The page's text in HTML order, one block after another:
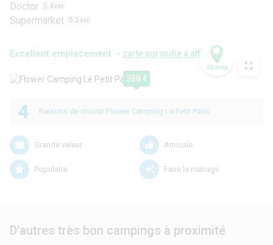
Doctor 5.4 KM
Supermarket 5.5 KM
Excellent emplacement - carte agrandie à afficher
388 €
3D map
4 Raisons de choisir Flower Camping Le Petit Paris
Grande valeur Amicale
Populaire Faire le ménage
D'autres très bon campings à proximité